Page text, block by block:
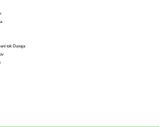
tok Dunaja